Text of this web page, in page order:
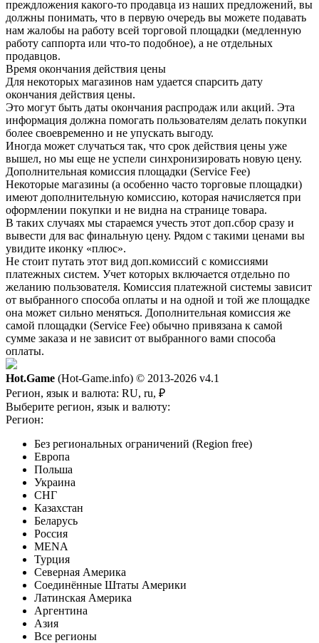
преждложения какого-то продавца из наших предложений, вы
должны понимать, что в первую очередь вы можете подавать
нам жалобы на работу всей торговой площадки (медленную
работу саппорта или что-то подобное), а не отдельных
продавцов.
Время окончания действия цены
Для некоторых магазинов нам удается спарсить дату
окончания действия цены.
Это могут быть даты окончания распродаж или акций. Эта
информация должна помогать пользователям делать покупки
более своевременно и не упускать выгоду.
Иногда может случаться так, что срок действия цены уже
вышел, но мы еще не успели синхронизировать новую цену.
Дополнительная комиссия площадки (Service Fee)
Некоторые магазины (а особенно часто торговые площадки)
имеют дополнительную комиссию, которая начисляется при
оформлении покупки и не видна на странице товара.
В таких случаях мы стараемся учесть этот доп.сбор сразу и
вывести для вас финальную цену. Рядом с такими ценами вы
увидите иконку «плюс».
Не стоит путать этот вид доп.комиссий с комиссиями
платежных систем. Учет которых включается отдельно по
желанию пользователя. Комиссия платежной системы зависит
от выбранного способа оплаты и на одной и той же площадке
она может сильно меняться. Дополнительная комиссия же
самой площадки (Service Fee) обычно привязана к самой
сумме заказа и не зависит от выбранного вами способа
оплаты.
Hot.Game (Hot-Game.info) © 2013-2026 v4.1
Регион, язык и валюта: RU, ru, ₽
Выберите регион, язык и валюту:
Регион:
Без региональных ограничений (Region free)
Европа
Польша
Украина
СНГ
Казахстан
Беларусь
Россия
MENA
Турция
Северная Америка
Соединённые Штаты Америки
Латинская Америка
Аргентина
Азия
Все регионы